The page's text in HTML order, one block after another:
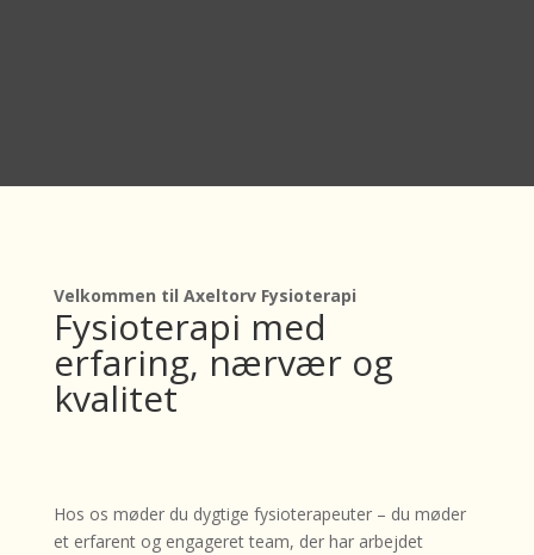
Velkommen til Axeltorv Fysioterapi
Fysioterapi med
erfaring, nærvær og
kvalitet
Hos os møder du dygtige fysioterapeuter – du møder
et erfarent og engageret team, der har arbejdet